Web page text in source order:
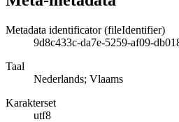
Metadata identificator (fileIdentifier)
9d8c433c-da7e-5259-af09-
Taal
Nederlands; Vlaams
Karakterset
utf8